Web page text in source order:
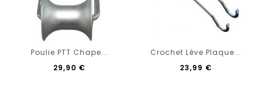
Poulie PTT Chape...
29,90 €
Crochet Lève Plaque...
23,99 €